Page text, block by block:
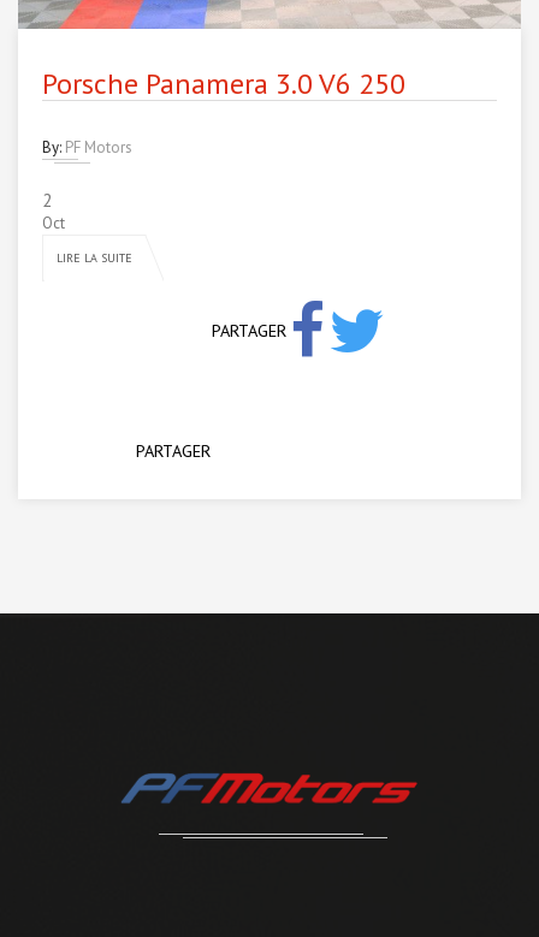
Porsche Panamera 3.0 V6 250
By: PF Motors
2
Oct
LIRE LA SUITE
PARTAGER
PARTAGER